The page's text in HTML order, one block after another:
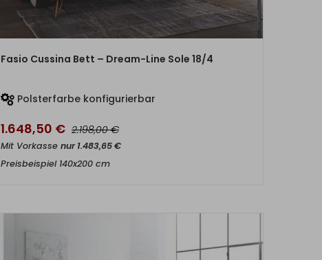
ZUM PRODUKT
Fasio Cussina Bett – Dream-Line Sole 18/4
Polsterfarbe konfigurierbar
1.648,50 € 2.198,00€
Mit Vorkasse nur1.483,65€
Preisbeispiel 140x200 cm